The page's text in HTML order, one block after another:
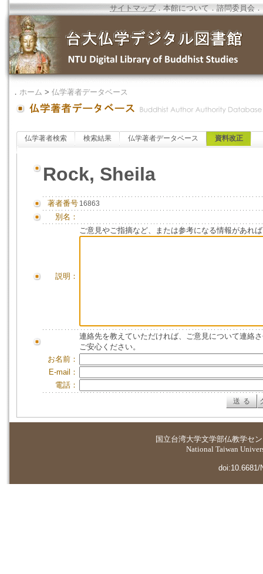
サイトマップ．本館について ．諮問委員会 ．
． ホーム > 仏学著者データベース
仏学著者検索 検索結果 仏学著者データベース 資料改正
Rock, Sheila
著者番号 16863
別名：
説明：
ご意見やご指摘など、または参考になる情報があれ
連絡先を教えていただければ、ご意見について連絡
ご安心ください。
お名前：
E-mail：
電話：
国立台湾大学文学部仏教学セ
National Taiwan
doi:10.6681/